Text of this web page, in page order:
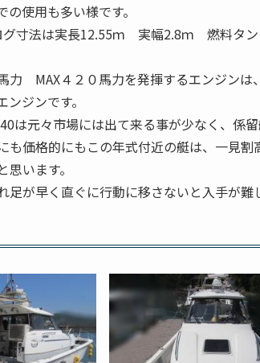
使用も多い様です。
寸法は実長12.55ｍ 実幅2.8ｍ 燃料タン
力 MAX４２０馬力を発揮するエンジンは
ジンです。
は元々市場には出て来る事が少なく、係
価格的にもこの年式付近の艇は、一見割
います。
が早く直ぐに行動に移さないと入手が難